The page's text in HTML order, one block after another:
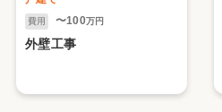
費用 〜100万円
外壁工事